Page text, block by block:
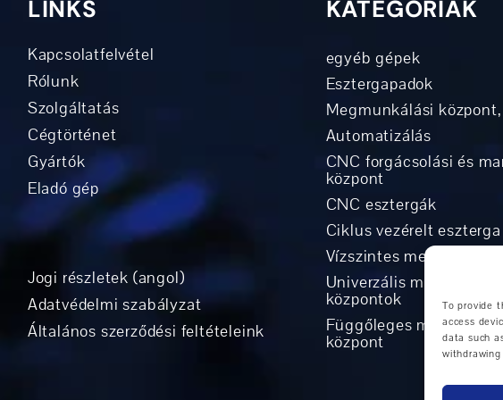
To provide
access
data such
LINKS
Kapcsolatfelvétel
Rólunk
Szolgáltatás
Cégtörténet
Gyártók
Eladó gép
Jogi részletek (angol)
Adatvédelmi szabályzat
Általános szerződési feltételeink
KATEGÓRIÁK
egyéb gépek
Esztergapadok
Megmunkálási
Automatizálás
CNC forgácsolási és
központ
CNC esztergák
Ciklus vezérelt eszterga
Vízszintes
Univerzális megmunkáló
központok
Függőleges
központ